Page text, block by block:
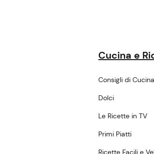
Cucina e
Consigli di Cucina
Dolci
Le Ricette in TV
Primi Piatti
Ricette Facili e